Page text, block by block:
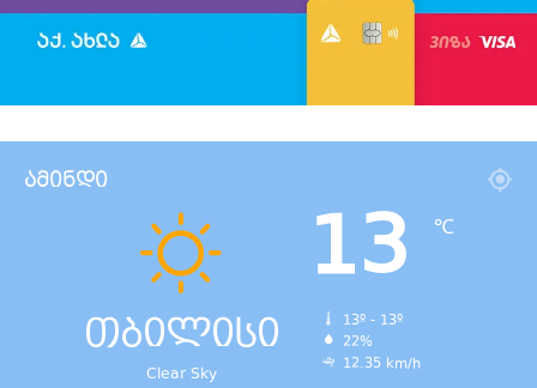
ამინდი
თბილისი
Clear Sky
13 ℃
13º - 13º
22%
12.35 km/h